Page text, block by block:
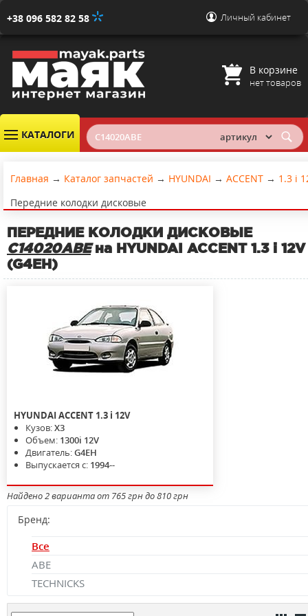
+38 096 582 82 58 Личный кабинет
В корзине
нет товаров
КАТАЛОГИ
Главная → Каталог запчастей → HYUNDAI → ACCENT → 1.3 i
Передние колодки дисковые
ПЕРЕДНИЕ КОЛОДКИ ДИСКОВЫЕ
C14020ABEна HYUNDAI ACCENT 1.3 i 12V
(G4EH)
HYUNDAIACCENT 1.3 i 12V
Кузов:X3
Объем: 1300i 12V
Двигатель:G4EH
Выпускается с: 1994--
Найдено 2 варианта от 765 грн до 810 грн
Бренд:
Все
ABE
TECHNICKS